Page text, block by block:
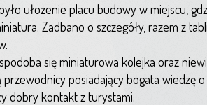
ułożenie placu budowy w miejscu,
Zadbano o szczegóły, razem z
się miniaturowa kolejka oraz
przewodnicy posiadający bogata wiedzę
dobry kontakt z turystami.